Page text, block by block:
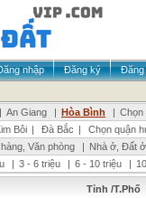
nhập Đăng ký
Đăng
| An Giang | Hòa Bình | Chọn
Bôi | Đà Bắc |
Chọn quận
Văn phòng | Nhà ở, Đất ở
| 3 - 6 triệu | 6 - 10 triệu |
Tỉnh /T.Phố